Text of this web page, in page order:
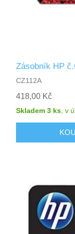
Zásobník HP
CZ112A
418,00 Kč
Skladem 3 ks ,v